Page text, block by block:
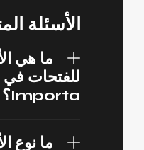
الأسئلة
ما هي
للفتحات في
Importa؟
ما نوع